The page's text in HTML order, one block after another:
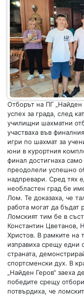
Отборът на ПГ „Найден
успех за града, след
училищни шахматни
участваха във
игри по шахмат за
юни в курортния
финал достигнаха
преодолели успешно
надпревари. Сред тях
необластен град бе
Лом. Те доказаха, че
работа могат да бъдат
Ломският тим бе в
Константин Цветанов,
Христов. В рамките на
изправиха срещу едни
страната,
спортсменски дух. В
„Найден Геров“ заеха
победите срещу
потвърдиха, че